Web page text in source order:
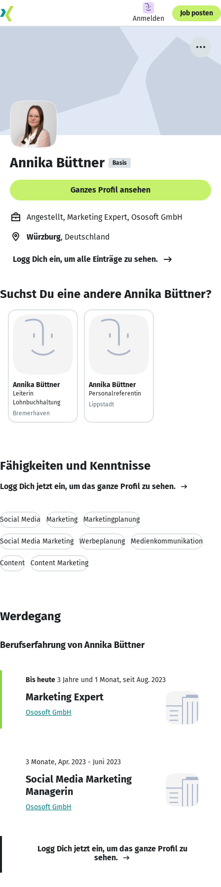
Anmelden
Job posten
Annika Büttner Basis
Ganzes Profil ansehen
Angestellt, Marketing Expert, Ososoft GmbH
Würzburg, Deutschland
Logg Dich ein, um alle Einträge zu sehen.
Suchst Du eine andere Annika Büttner?
Annika Büttner
Leiterin
Lohnbuchhaltung
Bremerhaven
Annika Büttner
Personalreferentin
Lippstadt
Fähigkeiten und Kenntnisse
Logg Dich jetzt ein, um das ganze Profil zu sehen.
Social Media Marketing Marketingplanung
Social Media Marketing Werbeplanung Medienkommunikation
Content Content Marketing
Werdegang
Berufserfahrung von Annika Büttner
Bis heute 3 Jahre und 1 Monat, seit Aug. 2023
Marketing Expert
Ososoft GmbH
3 Monate, Apr. 2023 - Juni 2023
Social Media Marketing
Managerin
Ososoft GmbH
Logg Dich jetzt ein, um das ganze Profil zu
sehen.